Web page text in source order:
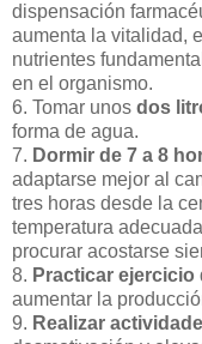
dispensación
aumenta la vitalidad,
nutrientes
en el organismo.
6. Tomar unos dos
forma de agua.
7. Dormir de 7 a 8
adaptarse mejor al
tres horas desde la
temperatura
procurar acostarse
8. Practicar ejercicio
aumentar la
9. Realizar